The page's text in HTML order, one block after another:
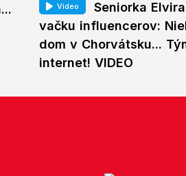
Video
Seniorka
vačku influencerov:
dom v Chorvátsku...
internet! VIDEO